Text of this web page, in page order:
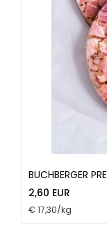
BUCHBERGER
2,60 EUR
€ 17,30/kg